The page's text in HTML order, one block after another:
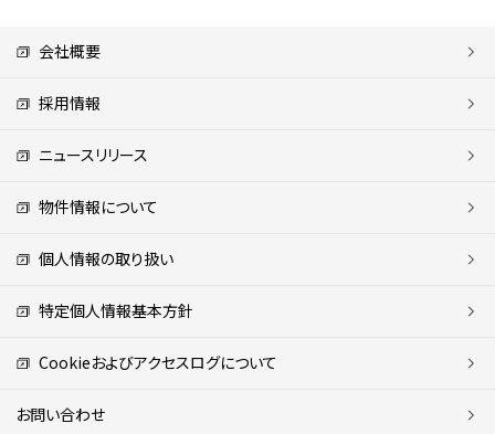
会社概要
採用情報
ニュースリリース
物件情報について
個人情報の取り扱い
特定個人情報基本方針
Cookieおよびアクセスログについて
お問い合わせ